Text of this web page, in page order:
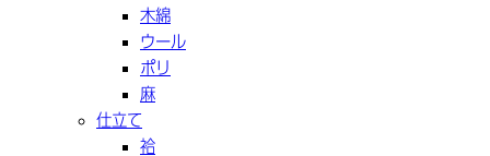
木綿
ウール
ポリ
麻
仕立て
袷